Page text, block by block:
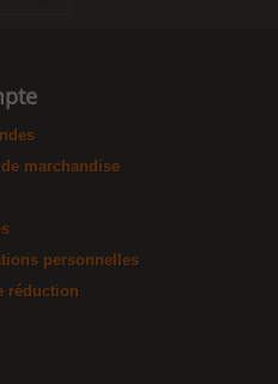
marchandise
personnelles
réduction